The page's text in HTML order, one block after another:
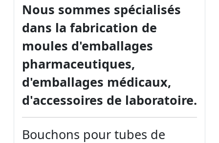
Nous sommes spécialisés
dans la fabrication de
moules d'emballages
pharmaceutiques,
d'emballages médicaux,
d'accessoires de laboratoire.
Bouchons pour tubes de